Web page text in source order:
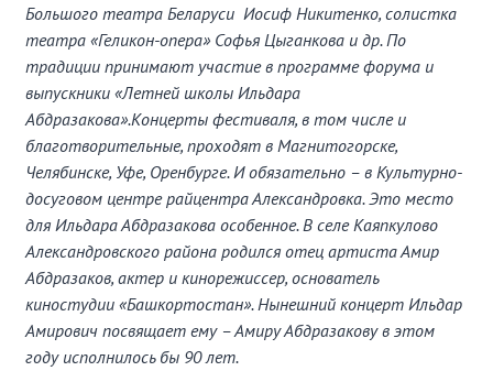
Большого театра Беларуси Иосиф Никитенко, солистка
театра «Геликон-опера» Софья Цыганкова и др. По
традиции принимают участие в программе форума и
выпускники «Летней школы Ильдара
Абдразакова».Концерты фестиваля, в том числе и
благотворительные, проходят в Магнитогорске,
Челябинске, Уфе, Оренбурге. И обязательно – в Культурно-
досуговом центре райцентра Александровка. Это место
для Ильдара Абдразакова особенное. В селе Каяпкулово
Александровского района родился отец артиста Амир
Абдразаков, актер и кинорежиссер, основатель
киностудии «Башкортостан». Нынешний концерт Ильдар
Амирович посвящает ему – Амиру Абдразакову в этом
году исполнилось бы 90 лет.